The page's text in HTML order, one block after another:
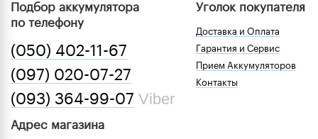
Подбор аккумулятора
по телефону
(050) 402-11-67
(097) 020-07-27
(093) 364-99-07 Viber
Адрес магазина
Уголок покупателя
Доставка и Оплата
Гарантия и Сервис
Прием Аккумуляторов
Контакты